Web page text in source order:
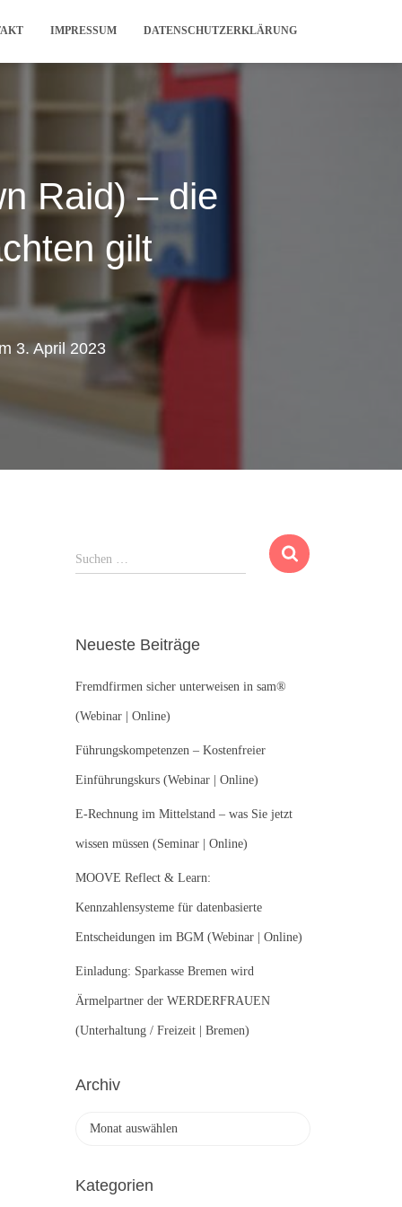
IMPRESSUM DATENSCHUTZERKLÄRUNG
Raid) – die
gilt
3. April 2023
u
n
a
c
:
Suchen …
Neueste Beiträge
Fremdfirmen sicher unterweisen in sam®
(Webinar | Online)
Führungskompetenzen – Kostenfreier
Einführungskurs (Webinar | Online)
E-Rechnung im Mittelstand – was Sie jetzt
wissen müssen (Seminar | Online)
MOOVE Reflect & Learn:
Kennzahlensysteme für datenbasierte
Entscheidungen im BGM (Webinar | Online)
Einladung: Sparkasse Bremen wird
Ärmelpartner der WERDERFRAUEN
(Unterhaltung / Freizeit | Bremen)
Archiv
h
Kategorien